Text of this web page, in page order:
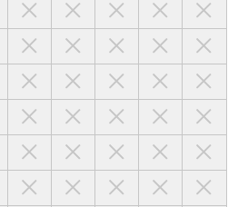
会議室
の空室状況は
問合せください。
話でのお問合せ
3346-1396
18:00（土日祝日・年末年始を除く）
からのお問合せ
島型 T字島型